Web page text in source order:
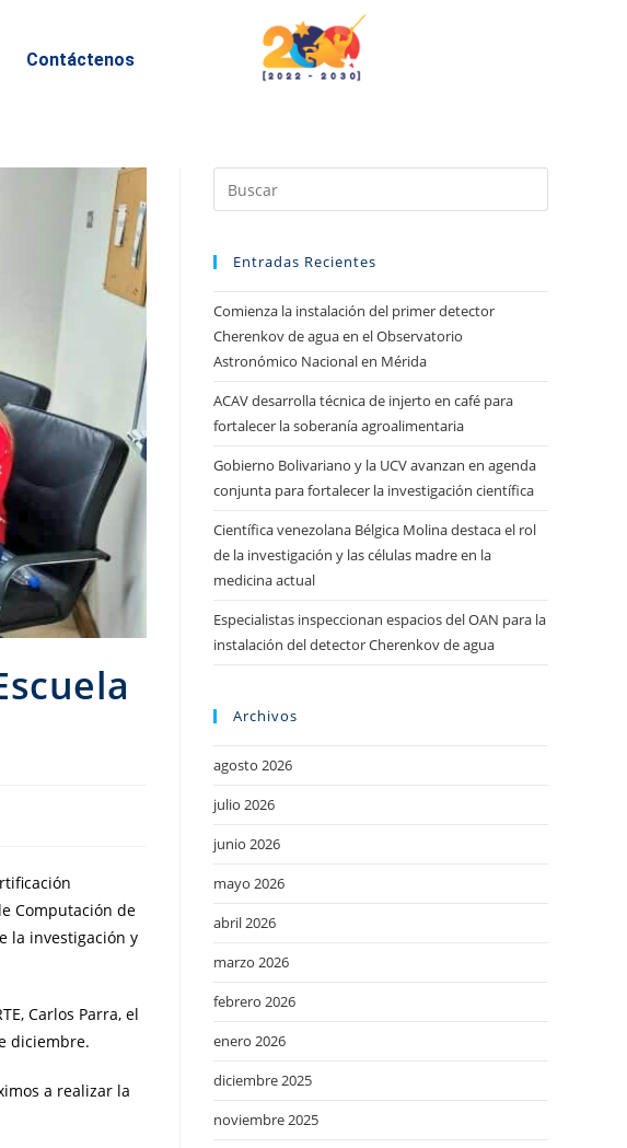
Contáctenos
Computación de
la investigación y
Carlos Parra, el
diciembre.
a realizar la
Entradas Recientes
Comienza la instalación del primer detector
Cherenkov de agua en el Observatorio
Astronómico Nacional en Mérida
ACAV desarrolla técnica de injerto en café para
fortalecer la soberanía agroalimentaria
Gobierno Bolivariano y la UCV avanzan en agenda
conjunta para fortalecer la investigación científica
Científica venezolana Bélgica Molina destaca el rol
de la investigación y las células madre en la
medicina actual
Especialistas inspeccionan espacios del OAN para la
instalación del detector Cherenkov de agua
Archivos
agosto 2026
julio 2026
junio 2026
mayo 2026
abril 2026
marzo 2026
febrero 2026
enero 2026
diciembre 2025
noviembre 2025